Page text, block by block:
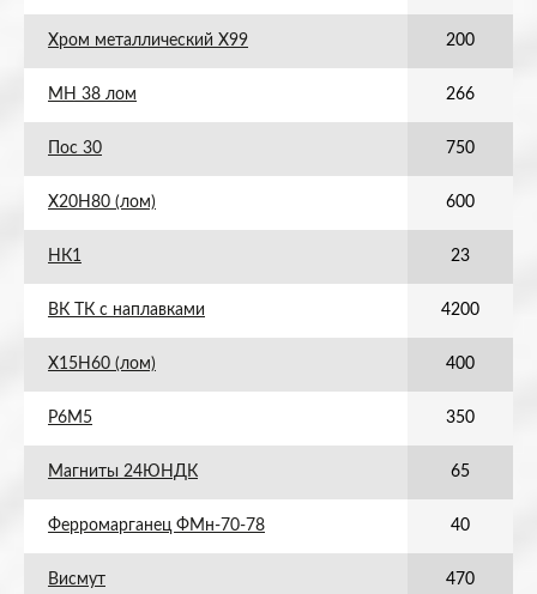
Хром металлический Х99 200
МН 38 лом 266
Пос 30 750
Х20Н80 (лом) 600
НК1 23
ВК ТК с наплавками 4200
Х15Н60 (лом) 400
Р6М5 350
Магниты 24ЮНДК 65
Ферромарганец ФМн-70-78 40
Висмут 470